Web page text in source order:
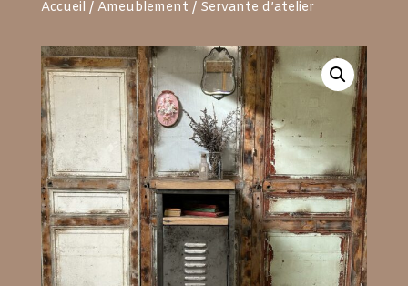
Accueil / Ameublement / Servante d’atelier